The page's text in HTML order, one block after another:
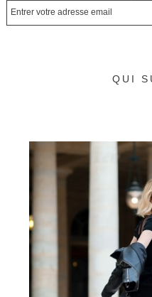
QUI